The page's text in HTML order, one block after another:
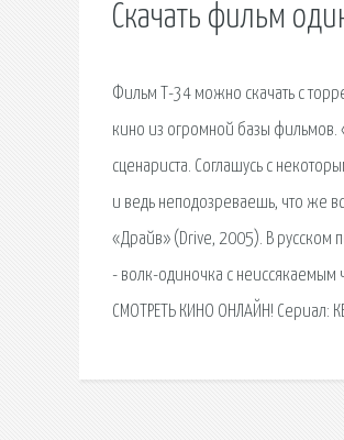
Скачать фильм
Фильм Т-34 можно скачать с
кино из огромной базы фильмов.
сценариста. Соглашусь с
и ведь неподозреваешь, что же
«Драйв» (Drive, 2005). В русском
- волк-одиночка с
СМОТРЕТЬ КИНО ОНЛАЙН! Сериал: